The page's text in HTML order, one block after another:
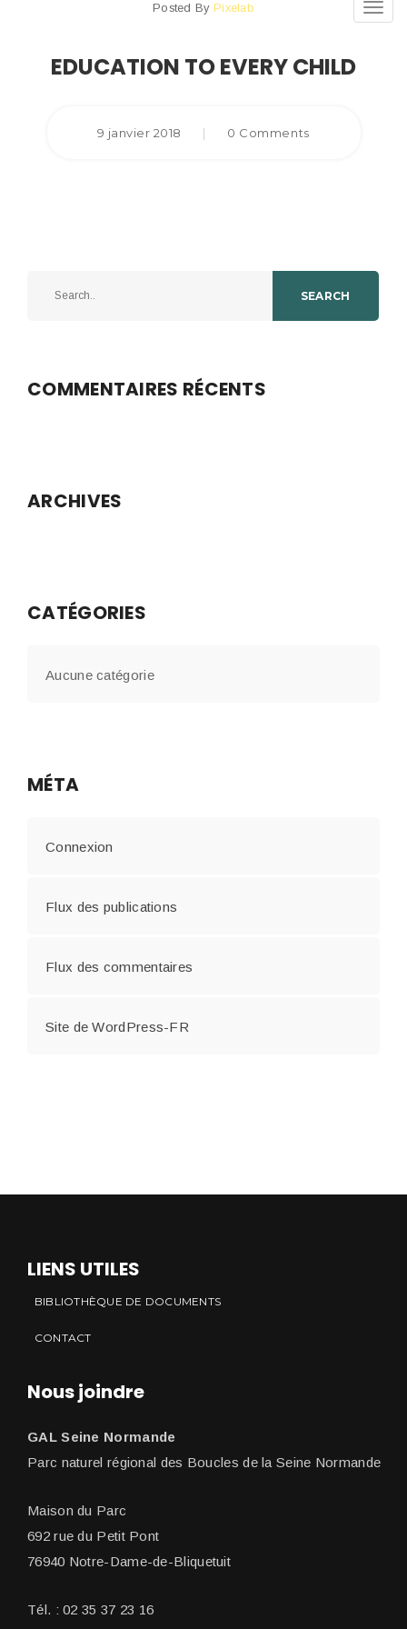
Posted By Pixelab
EDUCATION TO EVERY CHILD
9 janvier 2018 | 0 Comments
SEARCH
COMMENTAIRES RÉCENTS
ARCHIVES
CATÉGORIES
Aucune catégorie
MÉTA
Connexion
Flux des publications
Flux des commentaires
Site de WordPress-FR
LIENS UTILES
BIBLIOTHÈQUE DE DOCUMENTS
CONTACT
Nous joindre
GAL Seine Normande
Parc naturel régional des Boucles de la Seine Normande
Maison du Parc
692 rue du Petit Pont
76940 Notre-Dame-de-Bliquetuit
Tél. : 02 35 37 23 16